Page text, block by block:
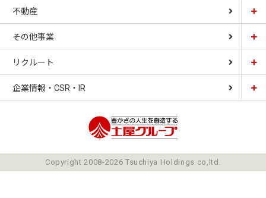
CARDINAL HOUSE
LIZNAS
土屋ホームトピア
不動産
土屋ホーム不動産
その他事業
土屋ホームレジデンス
土屋ソーラーファクトリー
リクルート
企業情報・CSR・IR
ミッションCopyright 2008-2026 Tsuchiya Holdings co,ltd.